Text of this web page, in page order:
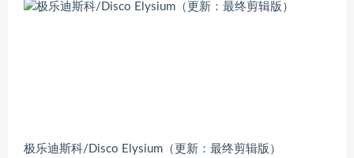
极乐迪斯科/Disco Elysium（更新：最终剪辑版）